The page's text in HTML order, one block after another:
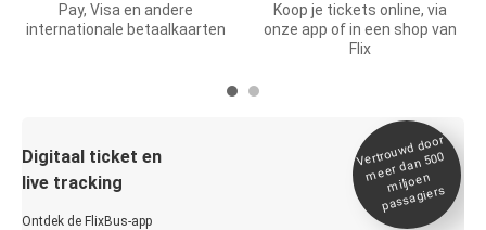
Pay, Visa en andere
internationale betaalkaarten
Koop je tickets online, via
onze app of in een shop van
Flix
Digitaal ticket en
live tracking
Ontdek de FlixBus-app
Vertrou
wd door
meer dan 500
miljoen
passagiers